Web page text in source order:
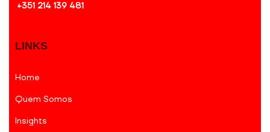
+351 214 139 481
LINKS
Home
Quem Somos
Insights